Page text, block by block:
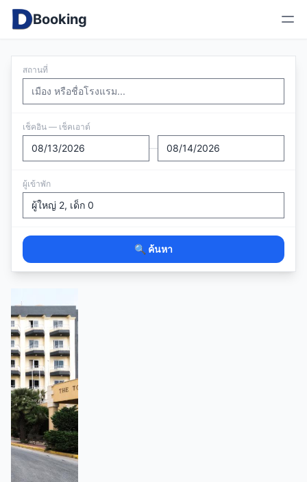
Booking
สถานที่
เช็คอิน — เช็คเอาต์
—
ผู้เข้าพัก
🔍 ค้นหา